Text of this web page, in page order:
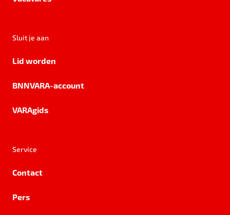
Sluit je aan
Lid worden
BNNVARA-account
VARAgids
Service
Contact
Pers